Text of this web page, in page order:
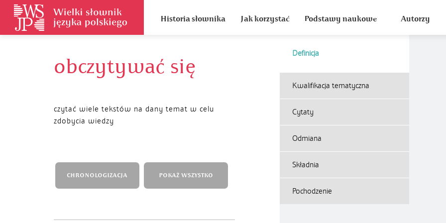
Historia słownika Jak korzystać Podstawy naukowe Autorzy
obczytywać się
Definicja
czytać wiele tekstów na dany temat w celu
zdobycia wiedzy
Kwalifikacja tematyczna
Cytaty
Odmiana
Składnia
Pochodzenie
CHRONOLOGIZACJA POKAŻ WSZYSTKO